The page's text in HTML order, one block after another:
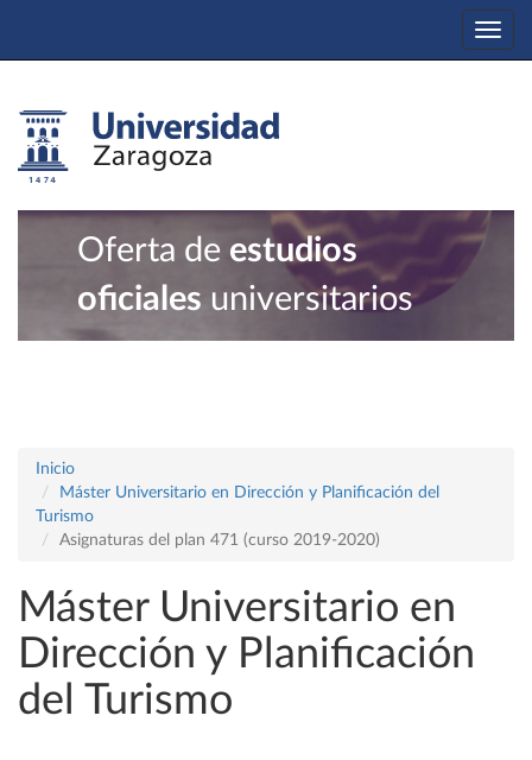
Oferta de estudios
oficiales universitarios
Inicio
Máster Universitario en Dirección y Planificación del
Turismo
Asignaturas del plan 471 (curso 2019-2020)
Máster Universitario en
Dirección y Planificación
del Turismo